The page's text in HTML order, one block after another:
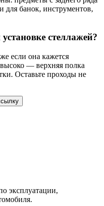
для банок, инструментов,
стеллажей?
если она кажется
— верхняя полка
Оставьте проходы не
эксплуатации,